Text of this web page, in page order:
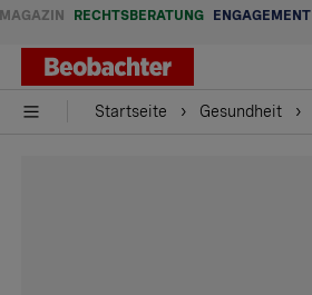
MAGAZIN RECHTSBERATUNG ENGAGEMENT
Startseite Gesundheit